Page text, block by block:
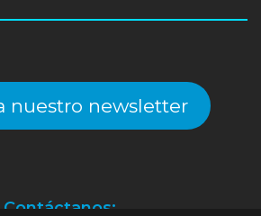
nuestro newsletter
Contáctanos: